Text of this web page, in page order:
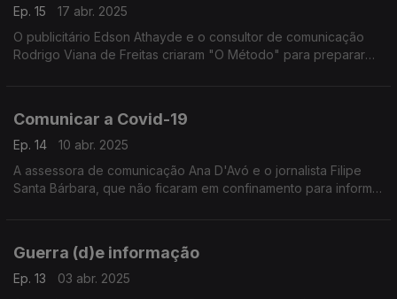
Ep. 15
17 abr. 2025
O publicitário Edson Athayde e o consultor de comunicação
Rodrigo Viana de Freitas criaram "O Método" para preparar
Comunicar a Covid-19
Ep. 14
10 abr. 2025
A assessora de comunicação Ana D'Avó e o jornalista Filipe
Santa Bárbara, que não ficaram em confinamento para informar
Guerra (d)e informação
Ep. 13
03 abr. 2025